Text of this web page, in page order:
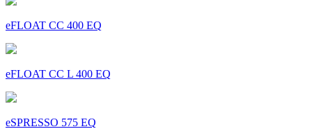
eFLOAT CC 400 EQ
eFLOAT CC L 400 EQ
eSPRESSO 575 EQ